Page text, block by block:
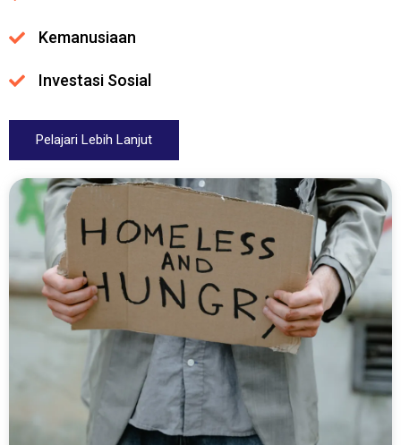
Kemanusiaan
Investasi Sosial
Pelajari Lebih Lanjut